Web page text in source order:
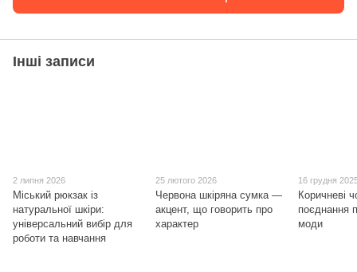
Інші записи
2 липня 2026
Міський рюкзак із
натуральної шкіри:
універсальний вибір для
роботи та навчання
25 лютого 2026
Червона шкіряна сумка —
акцент, що говорить про
характер
16 грудня
Коричневі
поєднання
моди